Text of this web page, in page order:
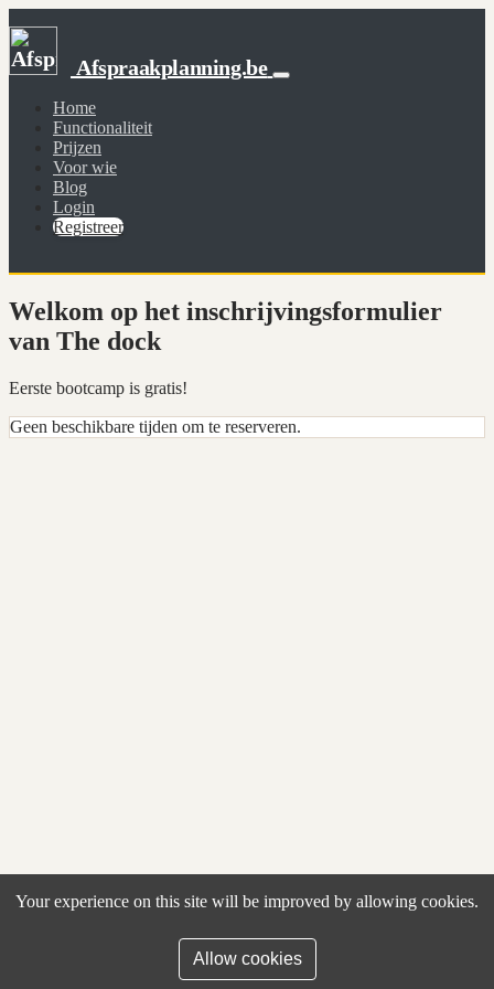
Afspraakplanning.be
Home
Functionaliteit
Prijzen
Voor wie
Blog
Login
Registreer
Welkom op het inschrijvingsformulier
van The dock
Eerste bootcamp is gratis!
Geen beschikbare tijden om te reserveren.
Afspraakplanning.be
Your experience on this site will be improved by allowing cookies.
Allow cookies